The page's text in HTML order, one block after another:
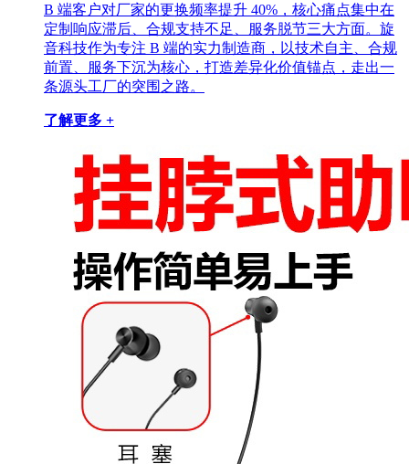
B 端客户对厂家的更换频率提升 40%，核心痛点集中在
定制响应滞后、合规支持不足、服务脱节三大方面。旋
音科技作为专注 B 端的实力制造商，以技术自主、合规
前置、服务下沉为核心，打造差异化价值锚点，走出一
条源头工厂的突围之路。
了解更多 +